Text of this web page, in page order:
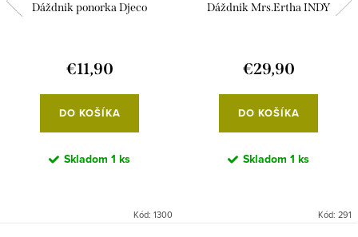
Dáždnik ponorka Djeco
€11,90
DO KOŠÍKA
Skladom 1 ks
Kód: 1300
Dáždnik Mrs.Ertha INDY
€29,90
DO KOŠÍKA
Skladom 1 ks
Kód: 291